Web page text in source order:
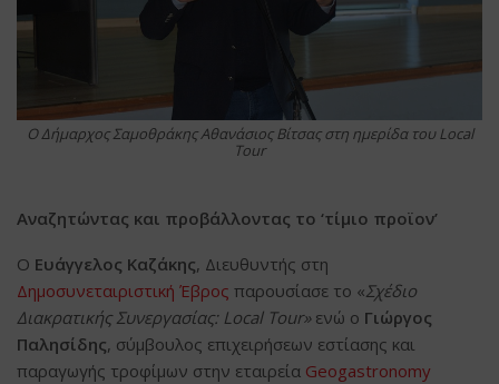
O Δήμαρχος Σαμοθράκης Αθανάσιος Βίτσας στη ημερίδα του Local
Tour
Αναζητώντας και προβάλλοντας το ‘τίμιο προϊον’
O Ευάγγελος Καζάκης, Διευθυντής στη
Δημοσυνεταιριστική Έβρος παρουσίασε το «Σχέδιο
Διακρατικής Συνεργασίας: Local Tour» ενώ ο Γιώργος
Παλησίδης, σύμβουλος επιχειρήσεων εστίασης και
παραγωγής τροφίμων στην εταιρεία Geogastronomy